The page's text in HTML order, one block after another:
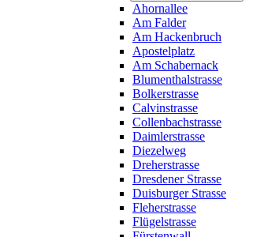
Ahornallee
Am Falder
Am Hackenbruch
Apostelplatz
Am Schabernack
Blumenthalstrasse
Bolkerstrasse
Calvinstrasse
Collenbachstrasse
Daimlerstrasse
Diezelweg
Dreherstrasse
Dresdener Strasse
Duisburger Strasse
Fleherstrasse
Flügelstrasse